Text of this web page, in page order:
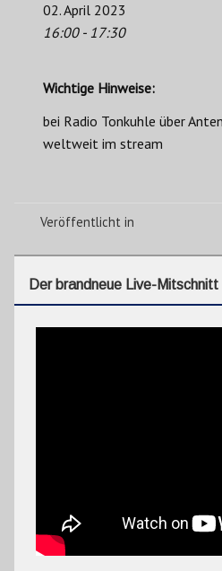
02. April 2023
16:00 - 17:30
Wichtige Hinweise:
bei Radio Tonkuhle über
weltweit im stream
Veröffentlicht in
Der brandneue Live-